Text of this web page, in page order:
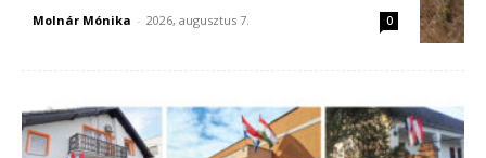
Molnár Mónika - 2026, augusztus 7. 0